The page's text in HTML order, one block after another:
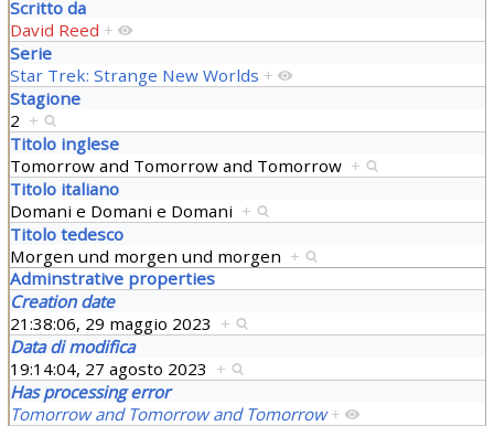
Scritto da
David Reed +
Serie
Star Trek: Strange New Worlds +
Stagione
2 +
Titolo inglese
Tomorrow and Tomorrow and Tomorrow +
Titolo italiano
Domani e Domani e Domani +
Titolo tedesco
Morgen und morgen und morgen +
Adminstrative properties
Creation date
21:38:06, 29 maggio 2023 +
Data di modifica
19:14:04, 27 agosto 2023 +
Has processing error
Tomorrow and Tomorrow and Tomorrow +